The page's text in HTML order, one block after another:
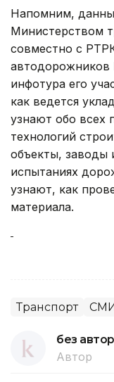
Напомним,
Министерством
совместно с
автодорожников
инфотура его
как ведется
узнают обо всех
технологий
объекты, заводы
испытаниях
узнают, как
материала.
Транспорт
без
Автор